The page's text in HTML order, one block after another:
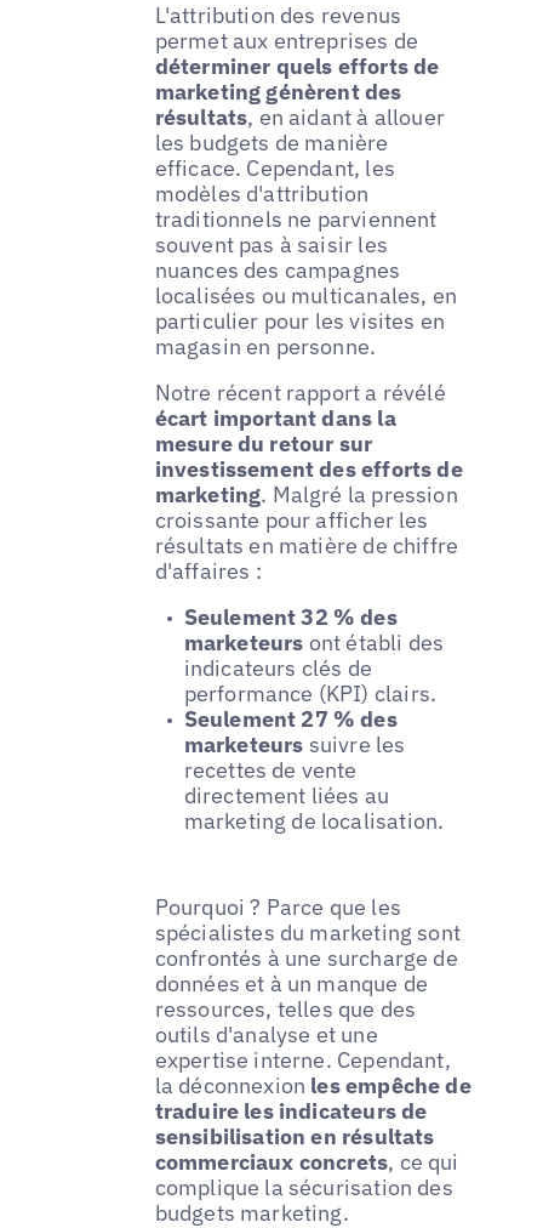
L'attribution des revenus
permet aux entreprises de
déterminer quels efforts de
marketing génèrent des
résultats, en aidant à allouer
les budgets de manière
efficace. Cependant, les
modèles d'attribution
traditionnels ne parviennent
souvent pas à saisir les
nuances des campagnes
localisées ou multicanales, en
particulier pour les visites en
magasin en personne.
Notre récent rapport a révélé
écart important dans la
mesure du retour sur
investissement des efforts de
marketing. Malgré la pression
croissante pour afficher les
résultats en matière de chiffre
d'affaires :
Seulement 32 % des
marketeurs ont établi des
indicateurs clés de
performance (KPI) clairs.
Seulement 27 % des
marketeurs suivre les
recettes de vente
directement liées au
marketing de localisation.
Pourquoi ? Parce que les
spécialistes du marketing sont
confrontés à une surcharge de
données et à un manque de
ressources, telles que des
outils d'analyse et une
expertise interne. Cependant,
la déconnexion les empêche de
traduire les indicateurs de
sensibilisation en résultats
commerciaux concrets, ce qui
complique la sécurisation des
budgets marketing.